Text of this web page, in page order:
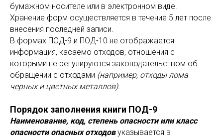
бумажном носителе или в электронном виде.
Хранение форм осуществляется в течение 5 лет после
внесения последней записи.
В формах ПОД-9 и ПОД-10 не отображается
информация, касаемо отходов, отношения с
которыми не регулируются законодательством об
обращении с отходами (например, отходы лома
черных и цветных металлов).
Порядок заполнения книги ПОД-9
Наименование, код, степень опасности или класс
опасности опасных отходовуказывается в